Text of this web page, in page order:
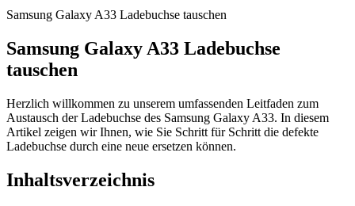
Samsung Galaxy A33 Ladebuchse tauschen
Samsung Galaxy A33 Ladebuchse
tauschen
Herzlich willkommen zu unserem umfassenden Leitfaden zum
Austausch der Ladebuchse des Samsung Galaxy A33. In diesem
Artikel zeigen wir Ihnen, wie Sie Schritt für Schritt die defekte
Ladebuchse durch eine neue ersetzen können.
Inhaltsverzeichnis